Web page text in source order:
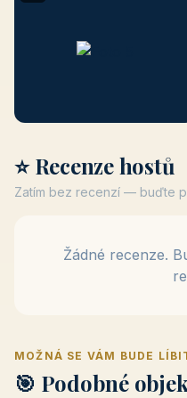
⭐ Recenze hostů
Zatím bez recenzí — buďte
Žádné recenze.
MOŽNÁ SE VÁM BUDE
🎯 Podobné